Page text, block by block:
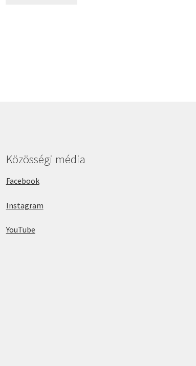
Közösségi média
Facebook
Instagram
YouTube